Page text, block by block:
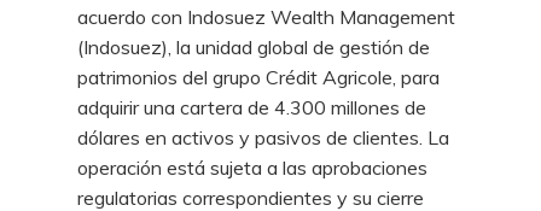
acuerdo con Indosuez Wealth Management
(Indosuez), la unidad global de gestión de
patrimonios del grupo Crédit Agricole, para
adquirir una cartera de 4.300 millones de
dólares en activos y pasivos de clientes. La
operación está sujeta a las aprobaciones
regulatorias correspondientes y su cierre